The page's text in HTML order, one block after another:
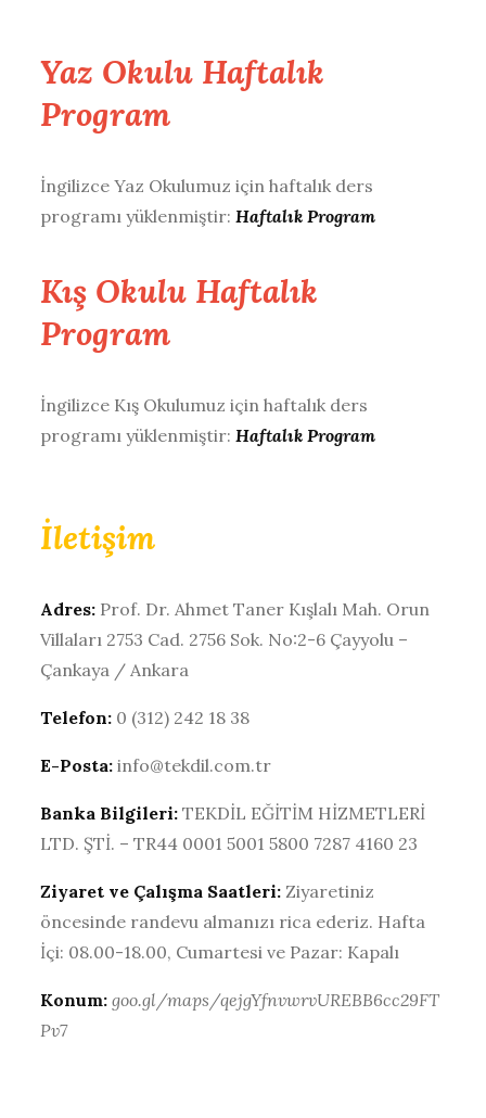
Yaz Okulu Haftalık
Program
İngilizce Yaz Okulumuz için haftalık ders
programı yüklenmiştir:Haftalık Program
Kış Okulu Haftalık
Program
İngilizce Kış Okulumuz için haftalık ders
programı yüklenmiştir:Haftalık Program
İletişim
Adres: Prof. Dr. Ahmet Taner Kışlalı Mah. Orun
Villaları 2753 Cad. 2756 Sok. No:2-6 Çayyolu –
Çankaya / Ankara
Telefon: 0 (312) 242 18 38
E-Posta:info@tekdil.com.tr
Banka Bilgileri:TEKDİL EĞİTİM HİZMETLERİ
LTD. ŞTİ. – TR44 0001 5001 5800 7287 4160 23
Ziyaret ve Çalışma Saatleri: Ziyaretiniz
öncesinde randevu almanızı rica ederiz. Hafta
İçi: 08.00-18.00, Cumartesi ve Pazar: Kapalı
Konum:goo.gl/maps/qejgYfnvwrvUREBB6cc29FT
Pv7